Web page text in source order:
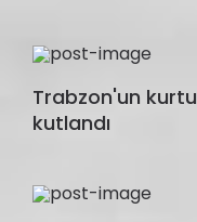
Trabzon'un
kutlandı